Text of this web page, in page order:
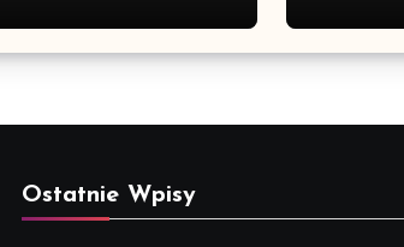
Ostatnie Wpisy